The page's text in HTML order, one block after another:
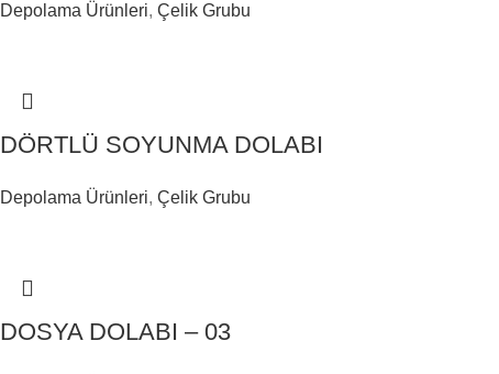
Depolama Ürünleri, Çelik Grubu
DÖRTLÜ SOYUNMA DOLABI
Depolama Ürünleri, Çelik Grubu
DOSYA DOLABI – 03